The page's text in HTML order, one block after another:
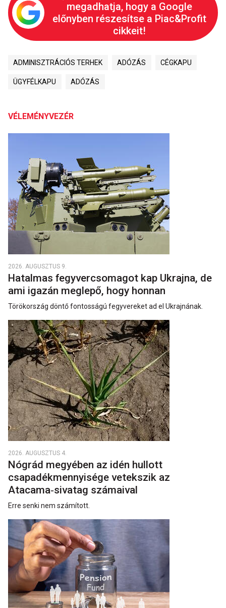
megadhatja, hogy a Google
előnyben részesítse a Piac&Profit
cikkeit!
ADMINISZTRÁCIÓS TERHEK ADÓZÁS CÉGKAPU
ÜGYFÉLKAPU ADÓZÁS
VÉLEMÉNYVEZÉR
2026. AUGUSZTUS 9.
Hatalmas fegyvercsomagot kap Ukrajna, de
ami igazán meglepő, hogy honnan
Törökország döntő fontosságú fegyvereket ad el Ukrajnának.
2026. AUGUSZTUS 4.
Nógrád megyében az idén hullott
csapadékmennyisége vetekszik az
Atacama‑sivatag számaival
Erre senki nem számított.